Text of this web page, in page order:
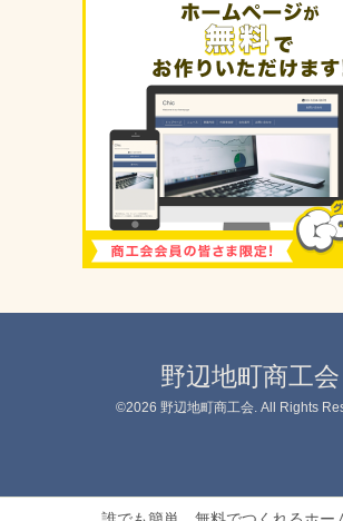
野辺地町商工会
©2026 野辺地町商工会. All Rights